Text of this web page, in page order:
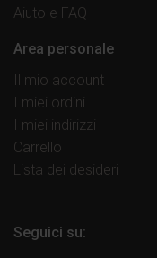
Aiuto e FAQ
Area personale
Il mio account
I miei ordini
I miei indirizzi
Carrello
Lista dei desideri
Seguici su: